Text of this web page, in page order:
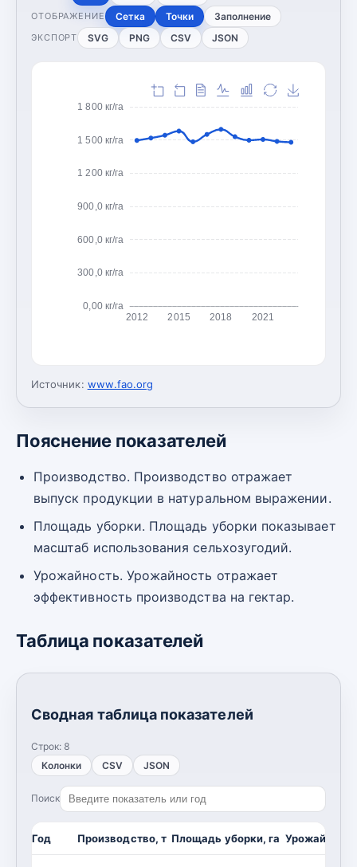
ОТОБРАЖЕНИЕ Сетка Точки Заполнение
ЭКСПОРТ SVG PNG CSV JSON
0,00 кг/га
300,0 кг/га
600,0 кг/га
900,0 кг/га
1 200 кг/га
1 500 кг/га
1 800 кг/га
2012 2015 2018 2021
Источник: www.fao.org
Пояснение показателей
Производство. Производство отражает
выпуск продукции в натуральном выражении.
Площадь уборки. Площадь уборки показывает
масштаб использования сельхозугодий.
Урожайность. Урожайность отражает
эффективность производства на гектар.
Таблица показателей
Сводная таблица показателей
Строк: 8
Колонки
CSV JSON
Поиск
Год Производство, т Площадь уборки, га